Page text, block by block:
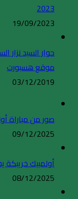
2023
19/09/2023
حوار السيد نزار
موقع هسبورت
03/12/2019
صور من مباراة
09/12/2025
أولمبيك خريبكة
08/12/2025